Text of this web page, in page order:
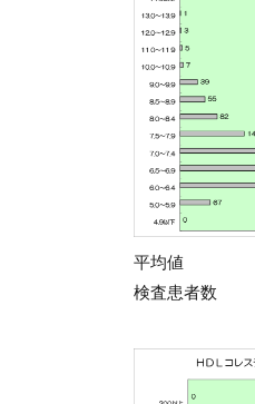
平均値
検査患者数